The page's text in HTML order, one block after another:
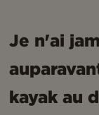
Je n'ai
kayak au